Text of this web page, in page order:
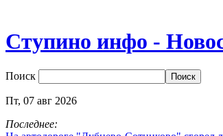
Ступино инфо -
Поиск
Пт, 07 авг 2026
Последнее: